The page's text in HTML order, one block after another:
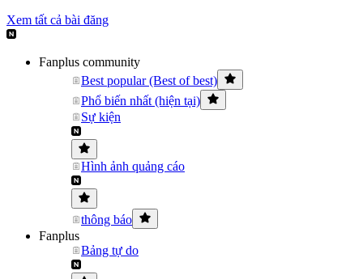
Xem tất cả bài đăng
Fanplus community
Best popular (Best of best)
Phổ biến nhất (hiện tại)
Sự kiện
Hình ảnh quảng cáo
thông báo
Fanplus
Bảng tự do